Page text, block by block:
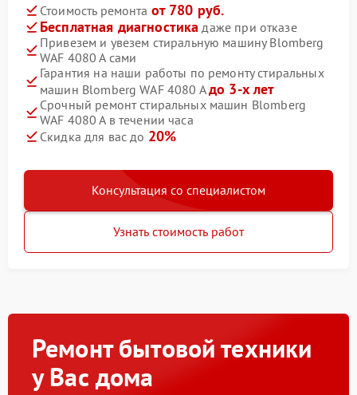
Стоимость ремонта от 780 руб.
Бесплатная диагностика даже при отказе
Привезем и увезем стиральную машину Blomberg
WAF 4080 A сами
Гарантия на наши работы по ремонту стиральных
машин Blomberg WAF 4080 Aдо 3-х лет
Срочный ремонт стиральных машин Blomberg
WAF 4080 A в течении часа
Скидка для вас до 20%
Консультация со специалистом
Узнать стоимость работ
Ремонт бытовой техники
у Вас дома